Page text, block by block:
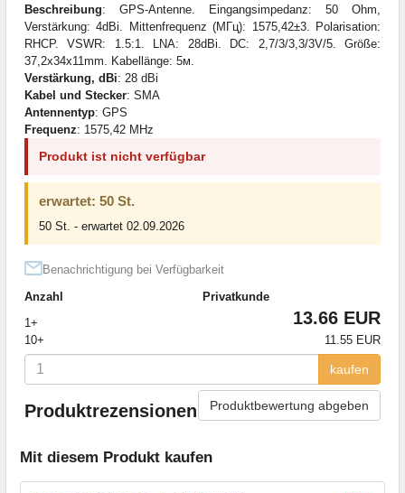
Beschreibung: GPS-Antenne. Eingangsimpedanz: 50 Ohm,
Verstärkung: 4dBi. Mittenfrequenz (МГц): 1575,42±3. Polarisation:
RHCP. VSWR: 1.5:1. LNA: 28dBi. DC: 2,7/3/3,3/3V/5. Größe:
37,2x34x11mm. Kabellänge: 5м.
Verstärkung, dBi: 28 dBi
Kabel und Stecker: SMA
Antennentyp: GPS
Frequenz: 1575,42 MHz
Produkt ist nicht verfügbar
erwartet: 50 St.
50 St. - erwartet 02.09.2026
Benachrichtigung bei Verfügbarkeit
Anzahl
Privatkunde
1+
13.66 EUR
10+ 11.55 EUR
kaufen
Produktrezensionen Produktbewertung abgeben
Mit diesem Produkt kaufen